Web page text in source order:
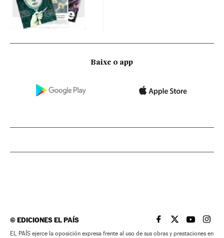
Baixe o app
©EDICIONES EL PAÍS EL PAÍS BRASIL EN
EL PAÍSEL PAÍS
EL
EL PAÍS ejerce la oposición expresa frente al uso de sus obras y prestaciones en